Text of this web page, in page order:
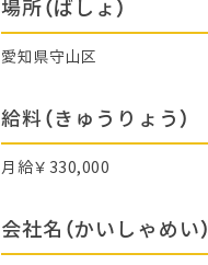
場所（ばしょ）
愛知県守山区
給料（きゅうりょう）
月給￥330,000
会社名（かいしゃめい）